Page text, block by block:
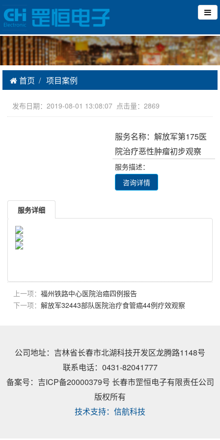
首页 项目案例
发布日期：2019-08-01 13:08:07 点击量：2869
服务名称：解放军第175医
院治疗恶性肿瘤初步观察
服务描述：
咨询详情
服务详细
上一项： 福州铁路中心医院治癌四例报告
下一项： 解放军32443部队医院治疗食管癌44例疗效观察
公司地址：吉林省长春市北湖科技开发区龙腾路1148号
联系电话：0431-82041777
备案号：吉ICP备20000379号 长春市罡恒电子有限责任公司
版权所有
技术支持：信航科技